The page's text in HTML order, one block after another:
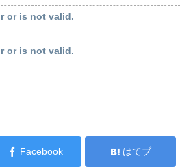
or is not valid.
or is not valid.
Facebook はてブ